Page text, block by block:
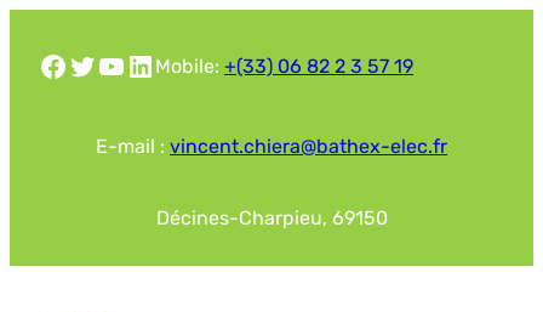
Facebook Twitter YouTube LinkedIn Mobile: +(33) 06 82 2 3 57 19
E-mail : vincent.chiera@bathex-elec.fr
Décines-Charpieu, 69150